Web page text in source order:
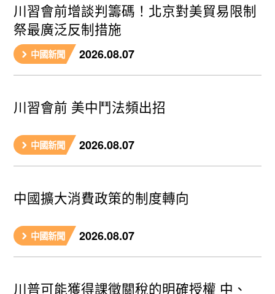
川習會前增談判籌碼！北京對美貿易限制
祭最廣泛反制措施
中國新聞 2026.08.07
川習會前 美中鬥法頻出招
中國新聞 2026.08.07
中國擴大消費政策的制度轉向
中國新聞 2026.08.07
川普可能獲得課徵關稅的明確授權 中、